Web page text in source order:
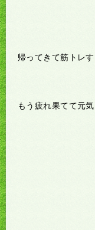
帰ってきて筋トレ
もう疲れ果てて元